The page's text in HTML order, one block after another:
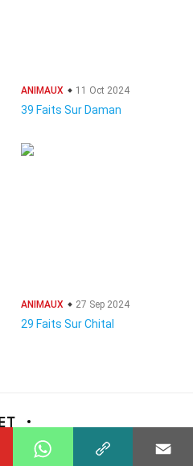
ANIMAUX 11 Oct 2024
39 Faits Sur Daman
ANIMAUX 27 Sep 2024
29 Faits Sur Chital